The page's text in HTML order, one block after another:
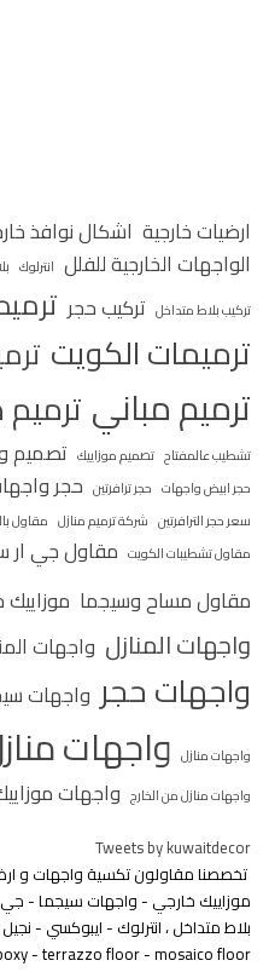
ارضيات خارجية اشكال نوافذ
الواجهات الخارجية للفلل انترلوك
تركيب بلاط متداخل تركيب حجر
ترميمات الكويت
ترميم مباني ترميم
تشطيب عالمفتاح تصميم موزاييك تصميم
حجر ابيض واجهات حجر ترافرتين حجر
سعر حجر الترافرتين شركة ترميم منازل مقاول
مقاول تشطيبات الكويت مقاول جي
مقاول مساح وسيجما
واجهات المنازل واجهات
واجهات حجر واجهات
واجهات منازل واجهات
واجهات منازل من الخارج واجهات
Tweets by kuwaitdecor
تخصصنا مقاولون تكسية واجهات و
- terrazzo floor - mosaico floor.